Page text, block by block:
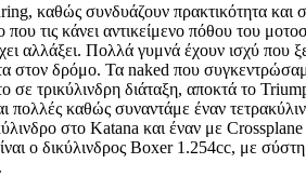
καθώς συνδυάζουν πρακτικότητα και
τις κάνει αντικείμενο πόθου του
αλλάξει. Πολλά γυμνά έχουν ισχύ που
στον δρόμο. Τα naked που
τρικύλινδρη διάταξη, αποκτά το
καθώς συναντάμε έναν
στο Katana και έναν με
ο δικύλινδρος Boxer 1.254cc, με